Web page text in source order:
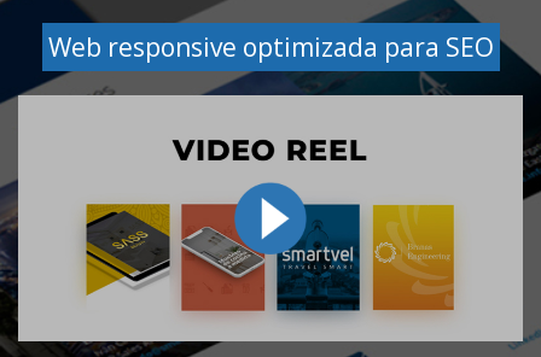
Web responsive optimizada para SEO